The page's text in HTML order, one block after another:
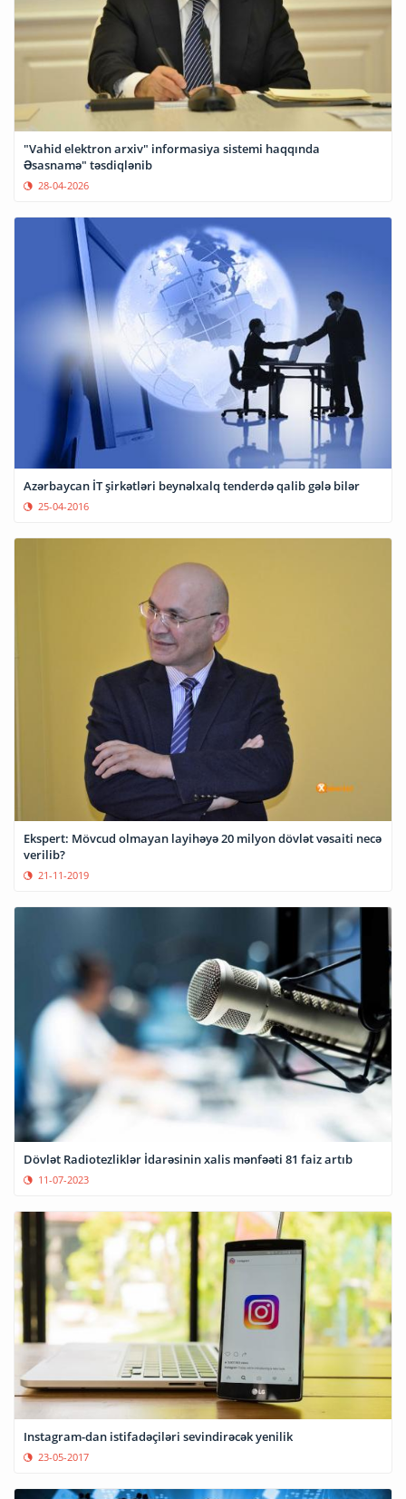
"Vahid elektron arxiv" informasiya sistemi haqqında
Əsasnamə" təsdiqlənib
28-04-2026
Azərbaycan İT şirkətləri beynəlxalq tenderdə qalib gələ bilər
25-04-2016
Ekspert: Mövcud olmayan layihəyə 20 milyon dövlət vəsaiti necə
verilib?
21-11-2019
Dövlət Radiotezliklər İdarəsinin xalis mənfəəti 81 faiz artıb
11-07-2023
Instagram-dan istifadəçiləri sevindirəcək yenilik
23-05-2017